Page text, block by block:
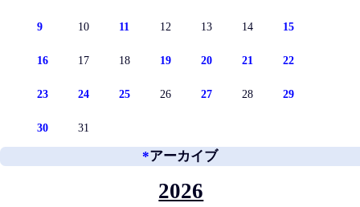
9 10 11 12 13 14 15
16 17 18 19 20 21 22
23 24 25 26 27 28 29
30 31
*アーカイブ
2026